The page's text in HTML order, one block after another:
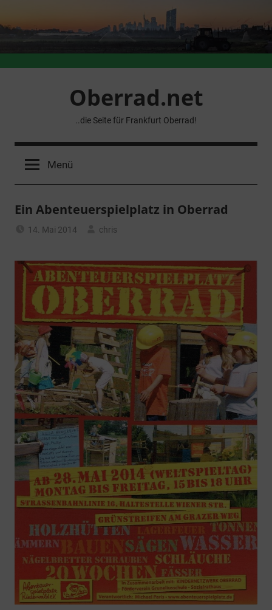
Inhalt
springen
Oberrad.net
..die Seite für Frankfurt Oberrad!
Menü
Ein Abenteuerspielplatz in Oberrad
14. Mai 2014
chris